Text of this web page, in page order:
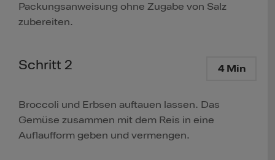
Packungsanweisung ohne Zugabe von Salz
zubereiten.
Schritt 2 4 Min
Broccoli und Erbsen auftauen lassen. Das
Gemüse zusammen mit dem Reis in eine
Auflaufform geben und vermengen.